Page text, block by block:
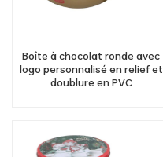
Boîte à chocolat ronde avec
logo personnalisé en relief et
doublure en PVC